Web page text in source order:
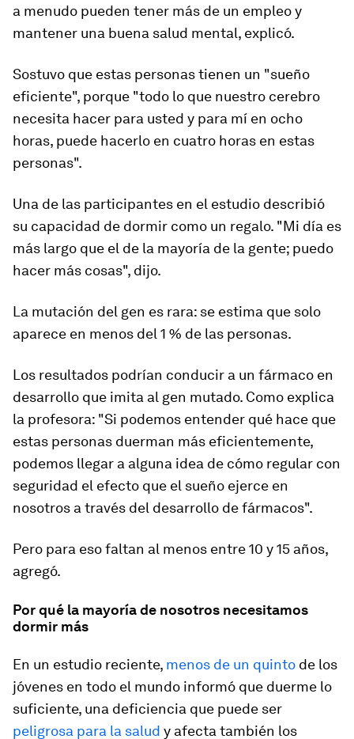
a menudo pueden tener más de un empleo y
mantener una buena salud mental, explicó.
Sostuvo que estas personas tienen un "sueño
eficiente", porque "todo lo que nuestro cerebro
necesita hacer para usted y para mí en ocho
horas, puede hacerlo en cuatro horas en estas
personas".
Una de las participantes en el estudio describió
su capacidad de dormir como un regalo. "Mi día es
más largo que el de la mayoría de la gente; puedo
hacer más cosas", dijo.
La mutación del gen es rara: se estima que solo
aparece en menos del 1 % de las personas.
Los resultados podrían conducir a un fármaco en
desarrollo que imita al gen mutado. Como explica
la profesora: "Si podemos entender qué hace que
estas personas duerman más eficientemente,
podemos llegar a alguna idea de cómo regular con
seguridad el efecto que el sueño ejerce en
nosotros a través del desarrollo de fármacos".
Pero para eso faltan al menos entre 10 y 15 años,
agregó.
Por qué la mayoría de nosotros necesitamos
dormir más
En un estudio reciente, menos de un quinto de los
jóvenes en todo el mundo informó que duerme lo
suficiente, una deficiencia que puede ser
peligrosa para la salud y afecta también los